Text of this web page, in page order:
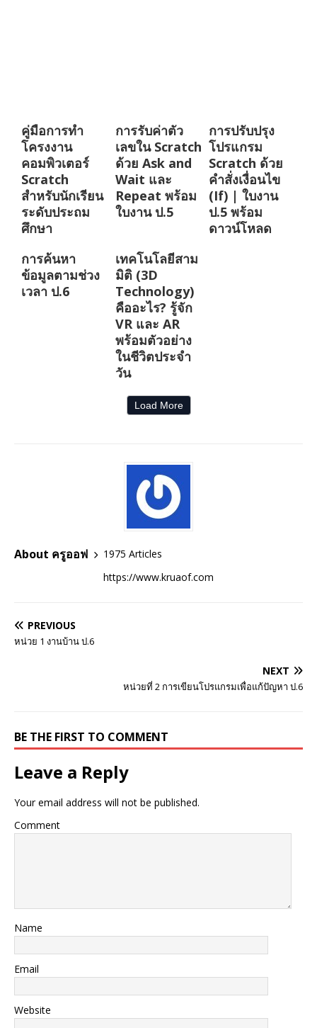
คู่มือการทำ
โครงงาน
คอมพิวเตอร์
Scratch
สำหรับนักเรียน
ระดับประถม
ศึกษา
การรับค่าตัว
เลขใน Scratch
ด้วย Ask and
Wait และ
Repeat พร้อม
ใบงาน ป.5
การปรับปรุง
โปรแกรม
Scratch ด้วย
คำสั่งเงื่อนไข
(If) | ใบงาน
ป.5 พร้อม
ดาวน์โหลด
การค้นหา
ข้อมูลตามช่วง
เวลา ป.6
เทคโนโลยีสาม
มิติ (3D
Technology)
คืออะไร? รู้จัก
VR และ AR
พร้อมตัวอย่าง
ในชีวิตประจำ
วัน
Load More
About ครูออฟ
1975 Articles
https://www.kruaof.com
PREVIOUS
หน่วย 1 งานบ้าน ป.6
NEXT
หน่วยที่ 2 การเขียนโปรแกรมเพื่อแก้ปัญหา ป.6
BE THE FIRST TO COMMENT
Leave a Reply
Your email address will not be published.
Comment
Name
Email
Website